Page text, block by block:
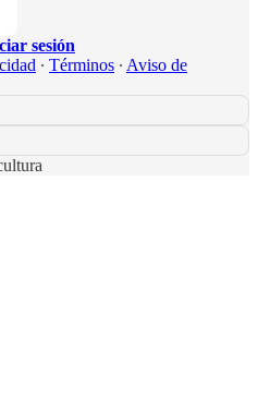
sesión
∙ Términos ∙ Aviso de